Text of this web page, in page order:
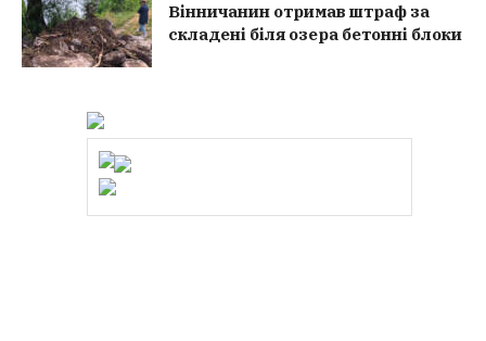
Вінничанин отримав штраф за
складені біля озера бетонні блоки